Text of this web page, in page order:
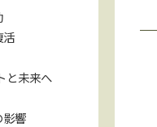
活
と未来へ
響